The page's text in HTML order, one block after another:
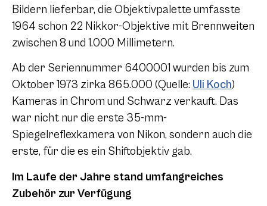
Bildern lieferbar, die Objektivpalette umfasste
1964 schon 22 Nikkor-Objektive mit Brennweiten
zwischen 8 und 1.000 Millimetern.
Ab der Seriennummer 6400001 wurden bis zum
Oktober 1973 zirka 865.000 (Quelle: Uli Koch)
Kameras in Chrom und Schwarz verkauft. Das
war nicht nur die erste 35-mm-
Spiegelreflexkamera von Nikon, sondern auch die
erste, für die es ein Shiftobjektiv gab.
Im Laufe der Jahre stand umfangreiches
Zubehör zur Verfügung